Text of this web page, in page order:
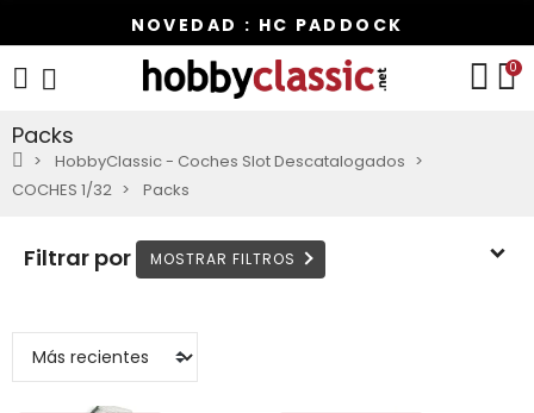
NOVEDAD : HC PADDOCK
0
Packs
HobbyClassic - Coches Slot Descatalogados
COCHES 1/32
Packs
Filtrar por